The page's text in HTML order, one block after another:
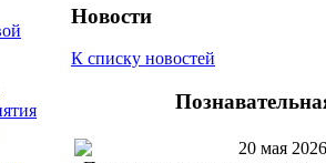
Новости
К списку новостей
20 мая